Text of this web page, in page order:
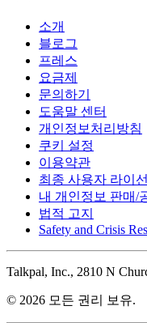
소개
블로그
프레스
요금제
문의하기
도움말 센터
개인정보처리방침
쿠키 설정
이용약관
최종 사용자 라이
내 개인정보 판매/
법적 고지
Safety and Crisis
Talkpal, Inc., 2810 N
© 2026 모든 권리 보유.